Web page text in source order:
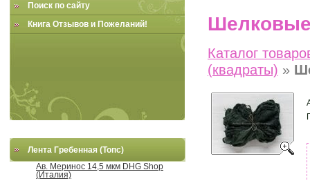
Каталог
(квадраты) »
Поиск по сайту
Книга Отзывов и Пожеланий!
Лента Гребенная (Топс)
Ав. Меринос 14,5 мкм DHG Shop
(Италия)